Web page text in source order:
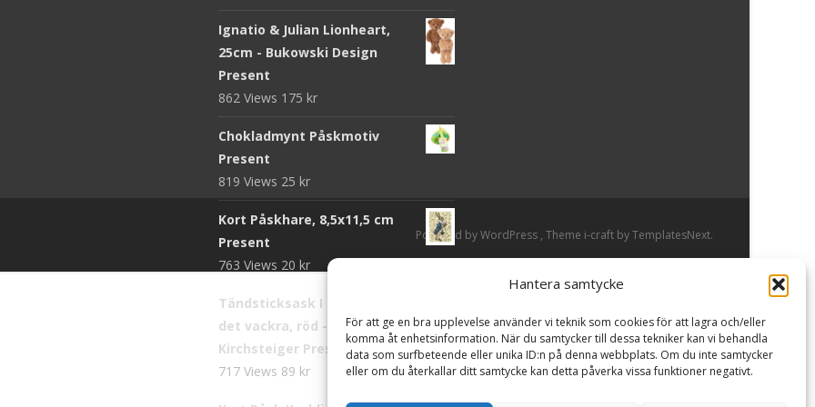
Hantera samtycke
För att ge en bra upplevelse använder vi teknik som cookies för att lagra och/eller
komma åt enhetsinformation. När du samtycker till dessa tekniker kan vi behandla
data som surfbeteende eller unika ID:n på denna webbplats. Om du inte samtycker
eller om du återkallar ditt samtycke kan detta påverka vissa funktioner negativt.
Ignatio & Julian Lionheart,
25cm - Bukowski Design
Present
862 Views 175 kr
Chokladmynt Påskmotiv
Present
819 Views 25 kr
Kort Påskhare, 8,5x11,5 cm
Present
763 Views 20 kr
Tändsticksask I den enkla bor
det vackra, röd - Ernst
Kirchsteiger Present
717 Views 89 kr
Powered by WordPress , Theme i-craft by TemplatesNext.